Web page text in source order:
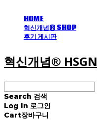
HOME
혁신개념® SHOP
후기 게시판
혁신개념® HSGN
Search 검색
Log In 로그인
Cart장바구니